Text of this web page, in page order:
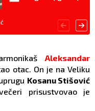
Aleksandar
otac. On je na Veliku
Kosanu Stišović
prisustvovao je